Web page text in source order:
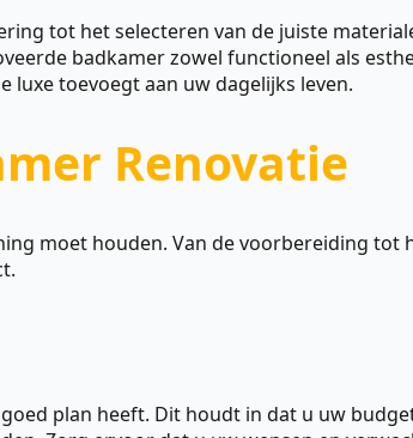
tot het selecteren van de juiste
badkamer zowel functioneel als
luxe toevoegt aan uw dagelijks leven.
Renovatie
moet houden. Van de voorbereiding tot
plan heeft. Dit houdt in dat u uw